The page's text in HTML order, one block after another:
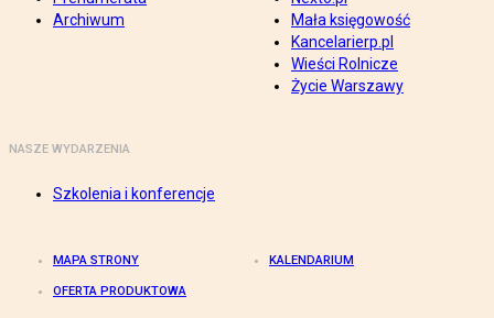
Archiwum
Mała księgowość
Kancelarierp.pl
Wieści Rolnicze
Życie Warszawy
NASZE WYDARZENIA
Szkolenia i konferencje
MAPA STRONY KALENDARIUM
OFERTA PRODUKTOWA